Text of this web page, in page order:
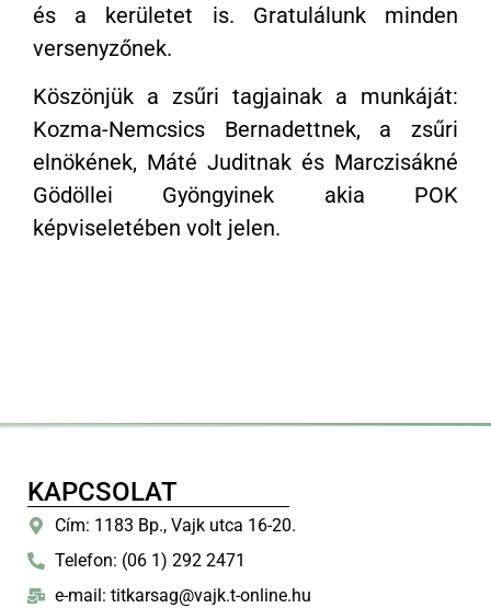
és a kerületet is. Gratulálunk minden
versenyzőnek.
Köszönjük a zsűri tagjainak a munkáját:
Kozma-Nemcsics Bernadettnek, a zsűri
elnökének, Máté Juditnak és Marczisákné
Gödöllei Gyöngyinek akia POK
képviseletében volt jelen.
KAPCSOLAT
Cím: 1183 Bp., Vajk utca 16-20.
Telefon: (06 1) 292 2471
e-mail: titkarsag@vajk.t-online.hu